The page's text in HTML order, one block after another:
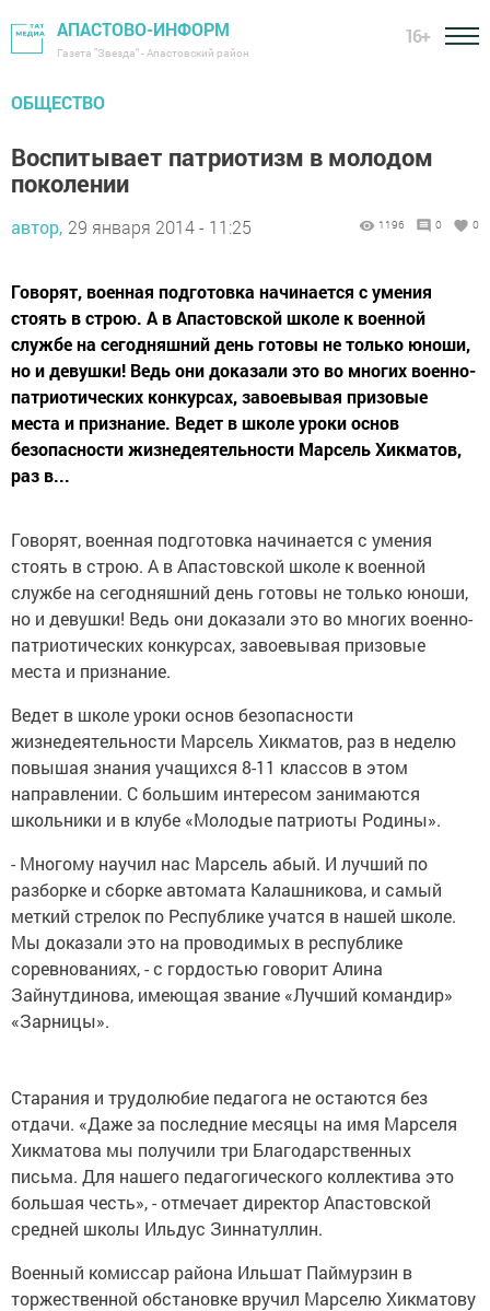
АПАСТОВО-ИНФОРМ
Газета "Звезда" - Апастовский район
16+
ОБЩЕСТВО
Воспитывает патриотизм в молодом
поколении
автор, 29 января 2014 - 11:25 1196 0 0
Говорят, военная подготовка начинается с умения
стоять в строю. А в Апастовской школе к военной
службе на сегодняшний день готовы не только юноши,
но и девушки! Ведь они доказали это во многих военно-
патриотических конкурсах, завоевывая призовые
места и признание. Ведет в школе уроки основ
безопасности жизнедеятельности Марсель Хикматов,
раз в...
Говорят, военная подготовка начинается с умения
стоять в строю. А в Апастовской школе к военной
службе на сегодняшний день готовы не только юноши,
но и девушки! Ведь они доказали это во многих военно-
патриотических конкурсах, завоевывая призовые
места и признание.
Ведет в школе уроки основ безопасности
жизнедеятельности Марсель Хикматов, раз в неделю
повышая знания учащихся 8-11 классов в этом
направлении. С большим интересом занимаются
школьники и в клубе «Молодые патриоты Родины».
- Многому научил нас Марсель абый. И лучший по
разборке и сборке автомата Калашникова, и самый
меткий стрелок по Республике учатся в нашей школе.
Мы доказали это на проводимых в республике
соревнованиях, - с гордостью говорит Алина
Зайнутдинова, имеющая звание «Лучший командир»
«Зарницы».
Старания и трудолюбие педагога не остаются без
отдачи. «Даже за последние месяцы на имя Марселя
Хикматова мы получили три Благодарственных
письма. Для нашего педагогического коллектива это
большая честь», - отмечает директор Апастовской
средней школы Ильдус Зиннатуллин.
Военный комиссар района Ильшат Паймурзин в
торжественной обстановке вручил Марселю Хикматову